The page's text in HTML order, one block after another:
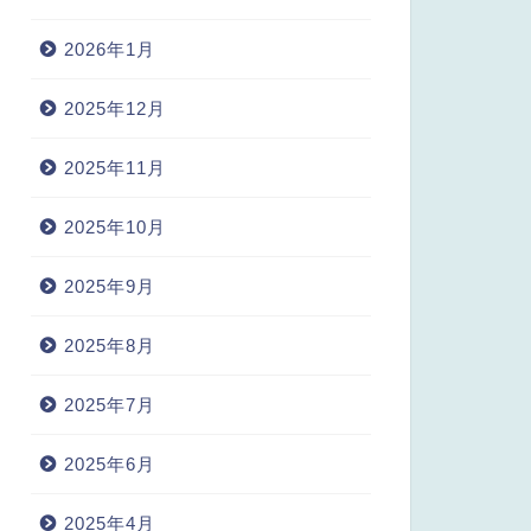
2026年1月
2025年12月
2025年11月
2025年10月
2025年9月
2025年8月
2025年7月
2025年6月
2025年4月